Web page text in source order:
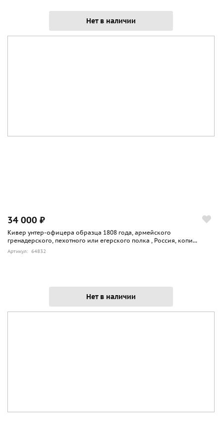
Нет в наличии
34 000 ₽
Кивер унтер-офицера образца 1808 года, армейского
гренадерского, пехотного или егерского полка , Россия, копи...
Артикул: 64832
Нет в наличии